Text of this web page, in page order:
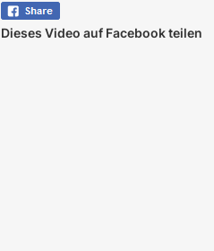
Dieses Video auf Facebook teilen